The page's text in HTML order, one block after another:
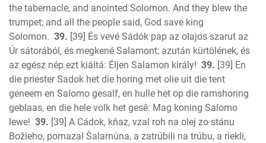
the tabernacle, and anointed Solomon. And they blew the
trumpet; and all the people said, God save king
Solomon. 39. [39] És vevé Sádók pap az olajos szarut az
Úr sátorából, és megkené Salamont; azután kürtölének, és
az egész nép ezt kiáltá: Éljen Salamon király! 39. [39] En
die priester Sadok het die horing met olie uit die tent
geneem en Salomo gesalf, en hulle het op die ramshoring
geblaas, en die hele volk het gesê: Mag koning Salomo
lewe! 39. [39] A Cádok, kňaz, vzal roh na olej zo stánu
Božieho, pomazal Šalamúna, a zatrúbili na trúbu, a riekli,